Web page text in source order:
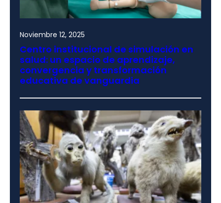
Noviembre 12, 2025
Centro institucional de simulación en
salud: un espacio de aprendizaje,
convergencia y transformación
educativa de vanguardia